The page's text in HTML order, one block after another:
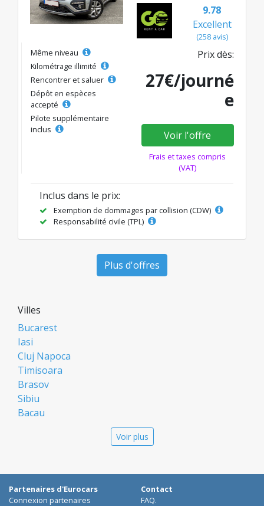
9.78
Excellent
(258 avis)
Même niveau
Kilométrage illimité
Rencontrer et saluer
Dépôt en espèces
accepté
Pilote supplémentaire
inclus
Prix dès:
27€/journé
e
Voir l'offre
Frais et taxes compris
(VAT)
Inclus dans le prix:
Exemption de dommages par collision (CDW)
Responsabilité civile (TPL)
Plus d'offres
Villes
Bucarest
Iasi
Cluj Napoca
Timisoara
Brasov
Sibiu
Bacau
Galati
Suceava
Voir plus
Partenaires d'Eurocars
Connexion partenaires
Contact
FAQ.